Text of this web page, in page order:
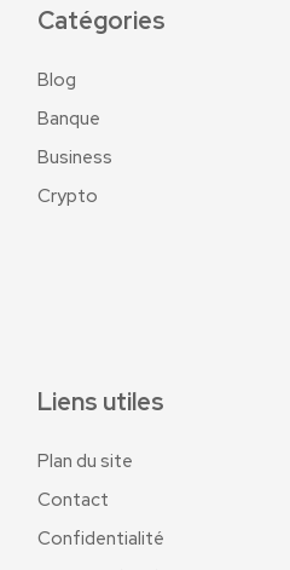
Catégories
Blog
Banque
Business
Crypto
Liens utiles
Plan du site
Contact
Confidentialité